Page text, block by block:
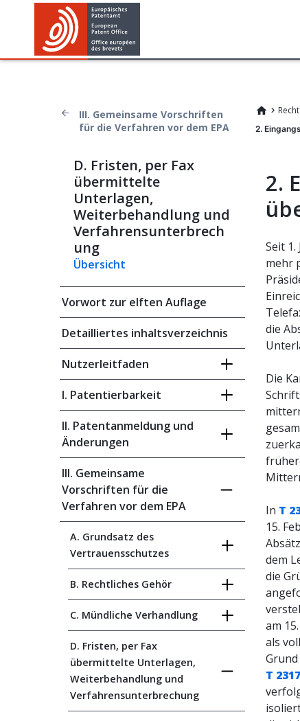
III. Gemeinsame Vorschriften
für die Verfahren vor dem EPA
2.
D. Fristen, per Fax
übermittelte
Unterlagen,
Weiterbehandlung und
Verfahrensunterbrech
ung
Übersicht
Vorwort zur elften Auflage
Detailliertes inhaltsverzeichnis
Nutzerleitfaden
I. Patentierbarkeit
II. Patentanmeldung und
Änderungen
III. Gemeinsame
Vorschriften für die
Verfahren vor dem EPA
A. Grundsatz des
Vertrauensschutzes
B. Rechtliches Gehör
C. Mündliche Verhandlung
D. Fristen, per Fax
übermittelte Unterlagen,
Weiterbehandlung und
Verfahrensunterbrechung
2.
Seit
mehr
die
Die
In T
15.
dem
die
am
als
T